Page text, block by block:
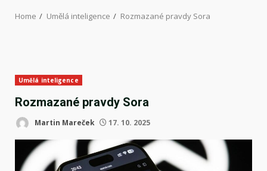
Home Umělá inteligence Rozmazané pravdy Sora
Umělá inteligence
Rozmazané pravdy Sora
Martin Mareček 17. 10. 2025